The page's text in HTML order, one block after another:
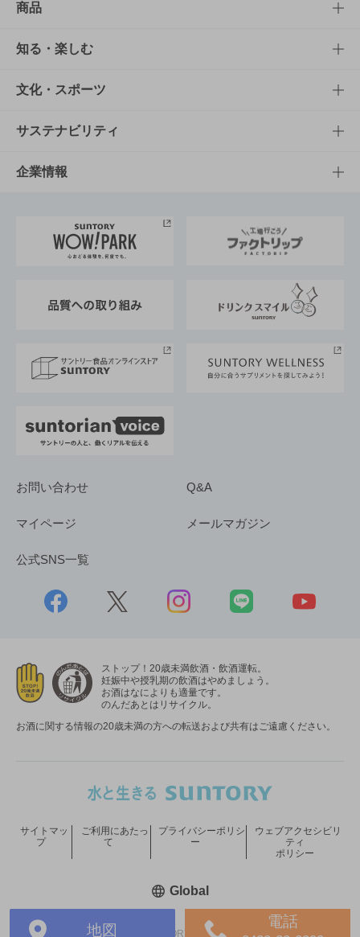
地図
電話
商品
商品TOP
商品一覧
商品発売情報
栄養成分一覧
知る・楽しむ
知る・楽しむTOP
キャンペーン
工場見学
地域情報
文化・スポーツ
文化・スポーツTOP
サントリーホール
サントリーサンバーズ大阪
サステナビリティ
サステナビリティTOP
サントリーが考えるサステナビリティ経営
企業情報
企業概要
採用情報
お問い合わせ Q&A
マイページ メールマガジン
公式SNS一覧
ストップ！20歳未満飲酒・飲酒運転。
妊娠中や授乳期の飲酒はやめましょう。
お酒はなによりも適量です。
のんだあとはリサイクル。
お酒に関する情報の20歳未満の方への転送および共有はご遠慮ください。
COPYRIGHT © SUNTORY HOLDINGS LIMITED.
サイトマッ
プ
ご利用にあたっ
て
プライバシーポリシ
ー
ウェブアクセシビリ
ティ
ポリシー
Global新しいウィンドウで開く